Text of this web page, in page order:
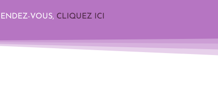
VOUS, CLIQUEZ ICI